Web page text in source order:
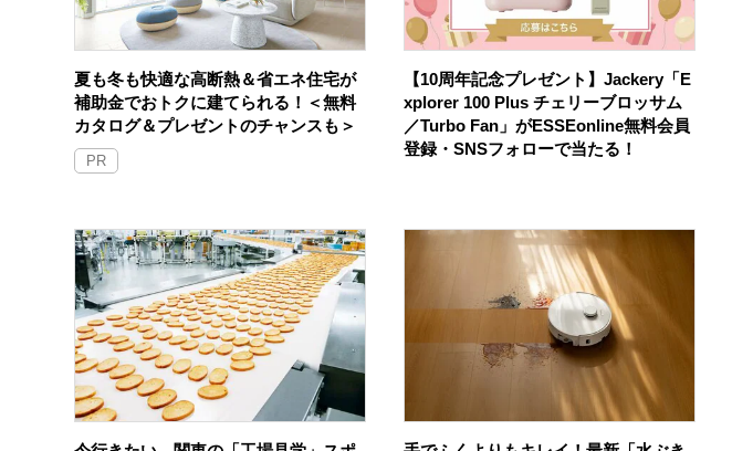
夏も冬も快適な高断熱＆省エネ住宅が
補助金でおトクに建てられる！＜無料
カタログ＆プレゼントのチャンスも＞
PR
【10周年記念プレゼント】Jackery「E
xplorer 100 Plus チェリーブロッサム
／Turbo Fan」がESSEonline無料会員
登録・SNSフォローで当たる！